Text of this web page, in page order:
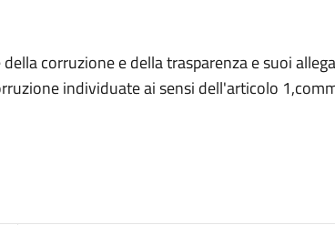
corruzione e della trasparenza e suoi
individuate ai sensi dell'articolo